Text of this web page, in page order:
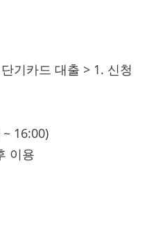
기카드 대출 > 1. 신청
16:00)
이용